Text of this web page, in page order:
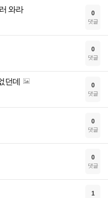
와라 0
댓글
0
댓글
던데 0
댓글
0
댓글
0
댓글
1